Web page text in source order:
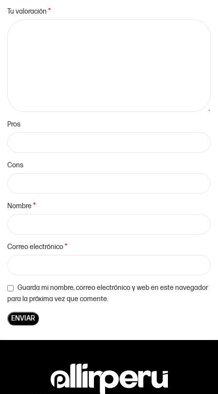
Tu valoración *
Pros
Cons
Nombre*
Correo electrónico*
Guarda mi nombre, correo electrónico y web en este navegador
para la próxima vez que comente.